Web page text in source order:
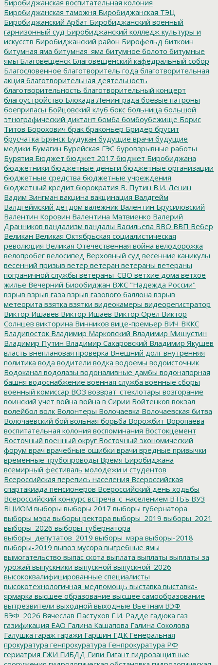
Биробиджанская воспитательная колония
Биробиджанская таможня Биробиджанская ТЭЦ
Биробиджанский Арбат Биробиджанский военный
гарнизонный суд Биробиджанский колледж культуры и
искусств Биробиджанский район Бирофельд биткоин
битумная яма битумная_яма битумное болото битумные
ямы Благовещенск Благовещенский кафедральный собор
Благословенное благотворитель года благотворительная
акция благотворительная деятельность
благотворительность благотворительный концерт
благоустройство Блокада Ленинграда боевые патроны
боеприпасы Бойцовский клуб бокс больница большой
этнографический диктант бомба бомбоубежище Борис
Титов Борохович брак браконьер Бридер брусит
брусчатка Брянск Будукан будущие врачи будущие
медики Бумагин Бурейская ГЭС буровзрывные работы
Бурятия Бюджет бюджет 2017 бюджет Биробиджана
бюджетники бюджетные деньги бюджетные организации
бюджетные средства бюджетные учреждения
бюджетный кредит бюрократия В. Путин В.И. Ленин
Вадим Зингман вакцина вакцинация Валдгейм
Валдгеймский детдом валежник Валентин Брусиловский
Валентин Коровин Валентина Матвиенко Валерий
Дранников вандализм вандалы Васильева ВВО ВВП Вебер
Великан Великая Октябрьская социалистическая
революция Великая Отечественная война велодорожка
велопробег велосипед Верховный суд весенние каникулы
весенний призыв ветер ветеран ветераны ветераны
пограничной службы ветераны_СВО ветхие дома ветхое
жилье Вечерний Биробиджан ВЖС "Надежда России"
взрыв взрыв газа взрыв газового баллона взрыв
метеорита взятка взятки видеокамеры видеорегистратор
Виктор Ишавев Виктор Ишаев Виктор Орёл Виктор
Солнцев викторина Винников вице-премьер ВИЧ ВККС
Владивосток Владимир Марковский Владимир Мишустин
Владимир Путин Владимир Сахаровский Владимир Якушев
власть внеплановая проверка Внешний долг внутренняя
политика вода водители водка водоемы водоисточник
Водоканал водолазы водоналивные дамбы водонапорная
башня водоснабжение военная служба военные сборы
военный комиссар ВОЗ возврат_стеклотары возгорание
воинский учет война война в Сирии Войтенков вокзал
волейбол волк Волонтеры Волочаевка Волочаевская битва
Волочаевский бой вольная борьба Ворожбит Воропаева
воспитательная колония воспоминания Востокцемент
Восточный военный округ Восточный экономический
форум врач врачебные ошибки врачи вредные привычки
временные трубопроводы Время Биробиджана
всемирный фестиваль молодежи и студентов
Всероссийская перепись населения Всероссийская
спартакиада пенсионеров Всероссийский день ходьбы
Всероссийский конкурс встреча_с_населением ВТБъ ВУЗ
ВЦИОМ выборы выборы 2017 выборы губернатора
выборы мэра выборы ректора выборы_2019 выборы_2021
выборы_2026 выборы_губернатора
выборы_депутатов_2019 выборы_мэра выборы-2018
выборы-2019 вывоз мусора выгребные ямы
вымогательство выпас скота выплата выплаты выплаты за
урожай выпускники выпускной выпускной_2026
высококвалифицированные специалисты
высокотехнологичная_медпомощь выставка выставка-
ярмарка высшее образование высшее самообразование
вытрезвители выходной выходные Вьетнам ВЭФ
ВЭФ_2026 Вячеслав Пастухов Г.И. Радде гадюка газ
газификация ЕАО Галина Кашапова Галина Соколова
Галушка гараж гаражи Гаршин ГДК Генеральная
прокуратура генпрокуратура Генпрокуратура РФ
гериатрия ГЖИ ГИБДД Гиви Гигант гидрозащитные